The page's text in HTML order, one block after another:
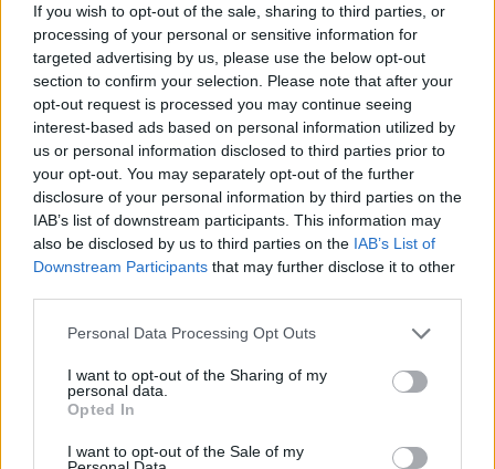
If you wish to opt-out of the sale, sharing to third parties, or
processing of your personal or sensitive information for
targeted advertising by us, please use the below opt-out
section to confirm your selection. Please note that after your
opt-out request is processed you may continue seeing
interest-based ads based on personal information utilized by
us or personal information disclosed to third parties prior to
your opt-out. You may separately opt-out of the further
disclosure of your personal information by third parties on the
IAB’s list of downstream participants. This information may
also be disclosed by us to third parties on the IAB’s List of
Downstream Participants that may further disclose it to other
Personal Data Processing Opt Outs
I want to opt-out of the Sharing of my
personal data.
Opted In
I want to opt-out of the Sale of my
Come scrive la BBC, il Chelseaincasserà ben 84 milioni
di Sterline(vale a dire 96 milioni di Euro). Naturalmente
avendo vinto il trofeo, la cifra maggiore spetta proprio ai
blues. Il Psg non si lamenterà di certo, dato che si porta a
casa 78 milioni di Sterline. Il valore della competizione
resta da valutare, ma l’appeal economico creato da
Infantino, è innegabile.